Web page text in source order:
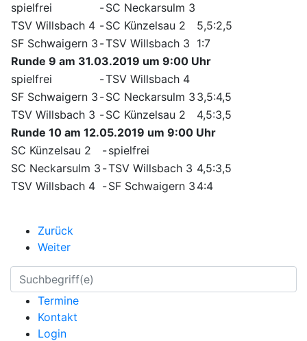
spielfrei
-SC Neckarsulm 3
TSV Willsbach 4 -SC Künzelsau 2
5,5:2,5
SF Schwaigern 3 -TSV Willsbach 3 1:7
Runde 9 am 31.03.2019 um 9:00 Uhr
spielfrei
-TSV Willsbach 4
SF Schwaigern 3 -SC Neckarsulm 3 3,5:4,5
TSV Willsbach 3 -SC Künzelsau 2
4,5:3,5
Runde 10 am 12.05.2019 um 9:00 Uhr
SC Künzelsau 2
-spielfrei
SC Neckarsulm 3 -TSV Willsbach 3 4,5:3,5
TSV Willsbach 4 -SF Schwaigern 3 4:4
Zurück
Weiter
Termine
Kontakt
Login